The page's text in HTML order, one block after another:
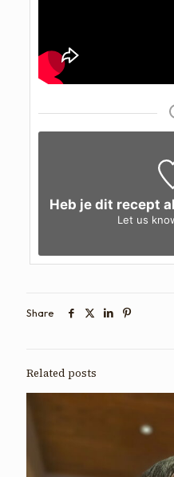
Heb je dit recept
Let us
Share
Related posts